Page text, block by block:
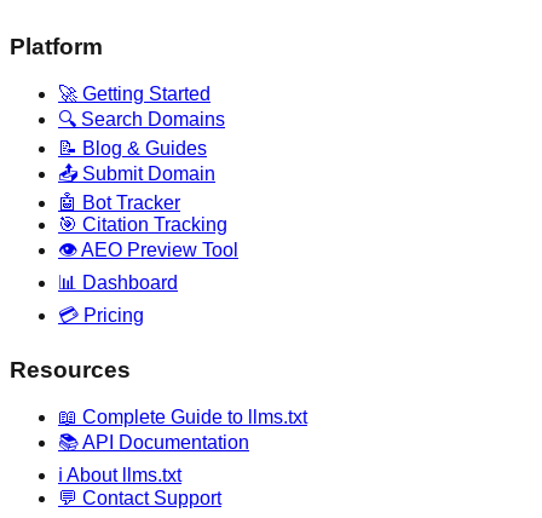
Platform
🚀 Getting Started
🔍 Search Domains
📝 Blog & Guides
📤 Submit Domain
🤖 Bot Tracker
🎯 Citation Tracking
👁️ AEO Preview Tool
📊 Dashboard
💳 Pricing
Resources
📖 Complete Guide to llms.txt
📚 API Documentation
ℹ️ About llms.txt
💬 Contact Support